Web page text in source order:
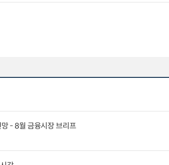
- 8월 금융시장 브리프